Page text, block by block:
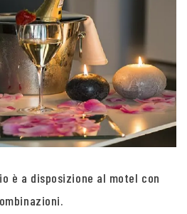
è a disposizione al motel con